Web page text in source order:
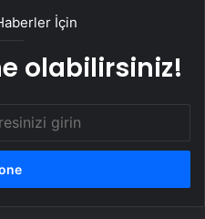
İçin
olabilirsiniz!